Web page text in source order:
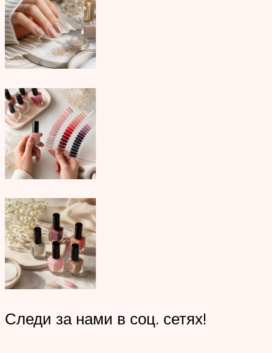
Следи за нами в соц. сетях!